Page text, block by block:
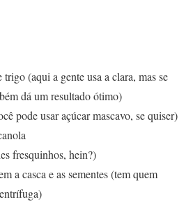
(aqui a gente usa a clara, mas se
dá um resultado ótimo)
pode usar açúcar mascavo, se quiser)
fresquinhos, hein?)
a casca e as sementes (tem quem